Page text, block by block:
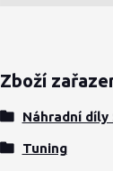
Zboží
Náhradní díly
Tuning